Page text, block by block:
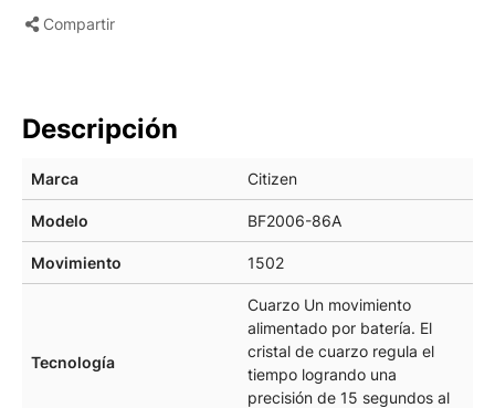
Compartir
Descripción
Marca Citizen
Modelo BF2006-86A
Movimiento 1502
Tecnología
Cuarzo Un movimiento
alimentado por batería. El
cristal de cuarzo regula el
tiempo logrando una
precisión de 15 segundos al